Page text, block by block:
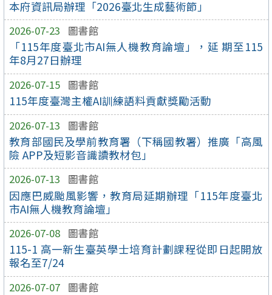
本府資訊局辦理「2026臺北生成藝術節」
2026-07-23 圖書館
「115年度臺北市AI無人機教育論壇」，延 期至115
年8月27日辦理
2026-07-15 圖書館
115年度臺灣主權AI訓練語料貢獻獎勵活動
2026-07-13 圖書館
教育部國民及學前教育署（下稱國教署）推廣「高風
險 APP及短影音識讀教材包」
2026-07-13 圖書館
因應巴威颱風影響，教育局延期辦理「115年度臺北
市AI無人機教育論壇」
2026-07-08 圖書館
115-1 高一新生臺英學士培育計劃課程從即日起開放
報名至7/24
2026-07-07 圖書館